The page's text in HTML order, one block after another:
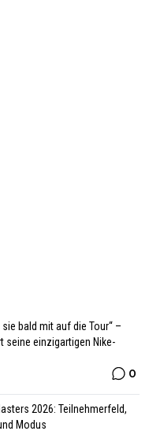
bald mit auf die Tour“ –
seine einzigartigen Nike-
0
2026: Teilnehmerfeld,
Modus